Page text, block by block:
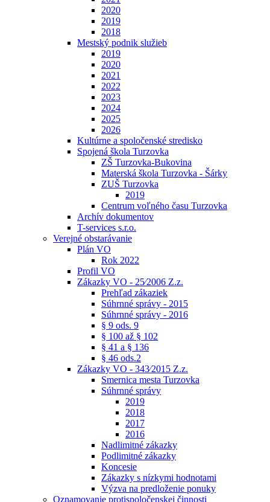
2020
2019
2018
Mestský podnik služieb
2019
2020
2021
2022
2023
2024
2025
2026
Kultúrne a spoločenské stredisko
Spojená škola Turzovka
ZŠ Turzovka-Bukovina
Materská škola Turzovka - Šárky
ZUŠ Turzovka
2019
Centrum voľného času Turzovka
Archív dokumentov
T-services s.r.o.
Verejné obstarávanie
Plán VO
Rok 2022
Profil VO
Zákazky VO - 25⁄2006 Z.z.
Prehľad zákaziek
Súhrnné správy - 2015
Súhrnné správy - 2016
§ 9 ods. 9
§ 100 až § 102
§ 41 a § 136
§ 46 ods.2
Zákazky VO - 343⁄2015 Z.z.
Smernica mesta Turzovka
Súhrnné správy
2019
2018
2017
2016
Nadlimitné zákazky
Podlimitné zákazky
Koncesie
Zákazky s nízkymi hodnotami
Výzva na predloženie ponuky
Oznamovanie protispoločenskej činnosti